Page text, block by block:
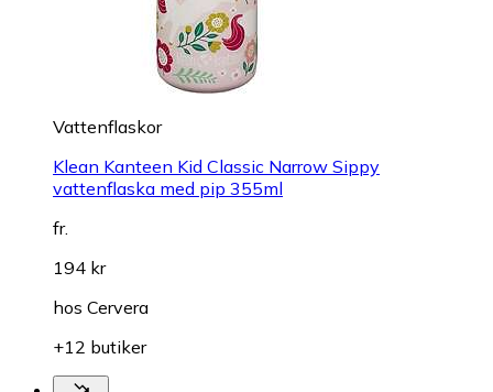
Vattenflaskor
Klean Kanteen Kid Classic Narrow Sippy
vattenflaska med pip 355ml
fr.
194 kr
hos Cervera
+12 butiker